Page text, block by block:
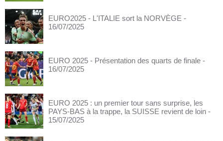
EURO2025 - L'ITALIE sort la NORVÈGE -
16/07/2025
EURO 2025 - Présentation des quarts de finale -
16/07/2025
EURO 2025 : un premier tour sans surprise, les
PAYS-BAS à la trappe, la SUISSE revient de loin -
15/07/2025